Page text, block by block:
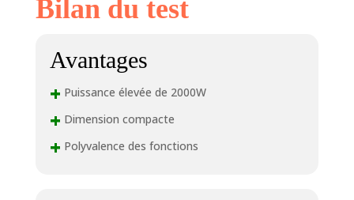
Bilan du test
Avantages
+ Puissance élevée de 2000W
+ Dimension compacte
+ Polyvalence des fonctions